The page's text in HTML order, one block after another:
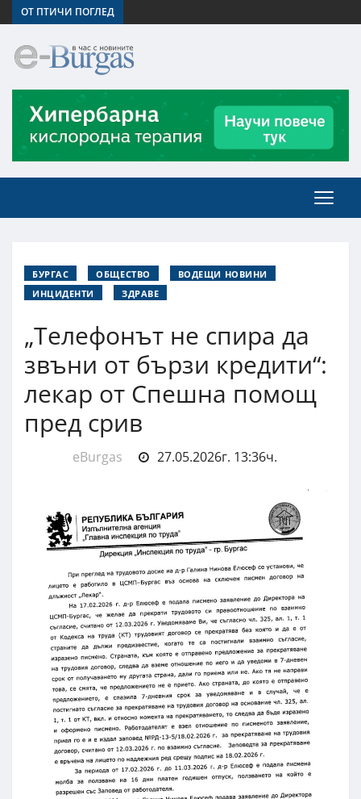
ОТ ПТИЧИ ПОГЛЕД
БУРГАС ОБЩЕСТВО
ВОДЕЩИ НОВИНИ
ИНЦИДЕНТИ
ЗДРАВЕ
„Телефонът не спира да
звъни от бързи кредити“:
лекар от Спешна помощ
пред срив
eBurgas 27.05.2026г. 13:36ч.